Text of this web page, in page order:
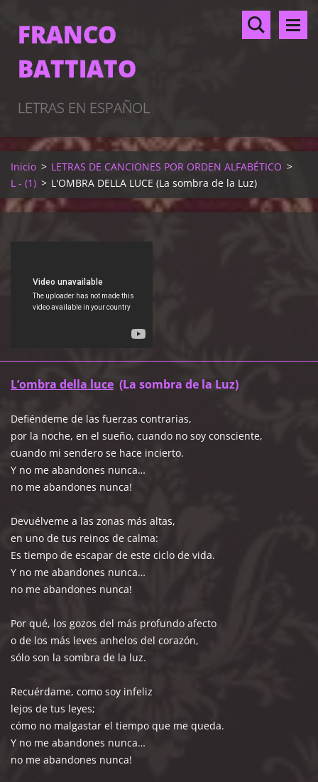
FRANCO
BATTIATO
LETRAS EN ESPAÑOL
Inicio > LETRAS DE CANCIONES POR ORDEN ALFABÉTICO >
L - (1) > L'OMBRA DELLA LUCE (La sombra de la Luz)
L’ombra della luce (La sombra de la Luz)
Defiéndeme de las fuerzas contrarias,
por la noche, en el sueño, cuando no soy consciente,
cuando mi sendero se hace incierto.
Y no me abandones nunca…
no me abandones nunca!
Devuélveme a las zonas más altas,
en uno de tus reinos de calma:
Es tiempo de escapar de este ciclo de vida.
Y no me abandones nunca…
no me abandones nunca!
Por qué, los gozos del más profundo afecto
o de los más leves anhelos del corazón,
sólo son la sombra de la luz.
Recuérdame, como soy infeliz
lejos de tus leyes;
cómo no malgastar el tiempo que me queda.
Y no me abandones nunca…
no me abandones nunca!